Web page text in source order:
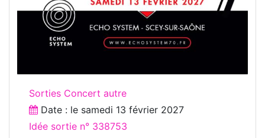
Sorties Concert autre
Date : le samedi 13 février 2027
Idée sortie n° 338753